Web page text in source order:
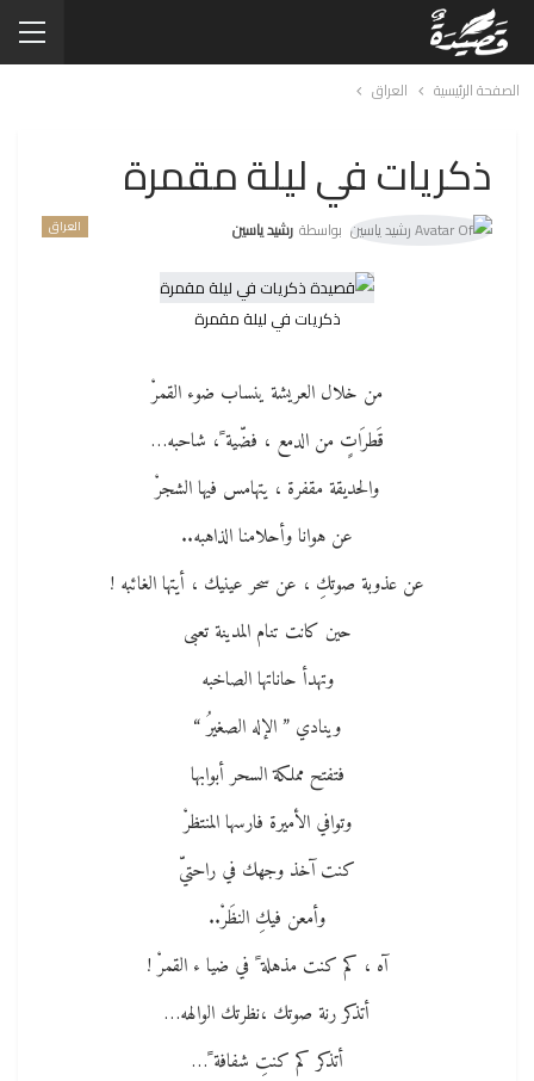
الصفحة الرئيسية العراق
ذكريات في ليلة مقمرة
العراق بواسطة رشيد ياسين
ذكريات في ليلة مقمرة
من خلال العريشة ينساب ضوء القمرْ
قَطرَاتٍ من الدمع ، فضّية ً، شاحبه…
والحديقة مقفرة ، يتهامس فيها الشجرْ
عن هوانا وأحلامنا الذاهبه..
عن عذوبة صوتكِ ، عن سحر عينيك ، أيتها الغائبه !
حين كانت تنام المدينة تعبى
وتهدأ حاناتها الصاخبه
وينادي ” الإله الصغيرُ “
فتفتح مملكة السحر أبوابها
وتوافي الأميرة فارسها المنتظرْ
كنت آخذ وجهك في راحتيّ
وأمعن فيكِ النظَرْ..
آه ، كم كنت مذهلة ً في ضيا ء القمرْ !
أتذكر رنة صوتك ،نظرتك الوالهه…
أتذكر كم كنتِ شفافة ً…